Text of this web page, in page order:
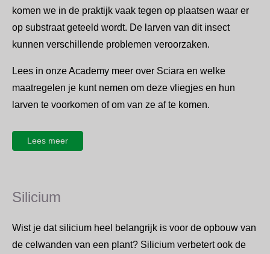
komen we in de praktijk vaak tegen op plaatsen waar er
op substraat geteeld wordt. De larven van dit insect
kunnen verschillende problemen veroorzaken.
Lees in onze Academy meer over Sciara en welke
maatregelen je kunt nemen om deze vliegjes en hun
larven te voorkomen of om van ze af te komen.
Lees meer
Silicium
Wist je dat silicium heel belangrijk is voor de opbouw van
de celwanden van een plant? Silicium verbetert ook de